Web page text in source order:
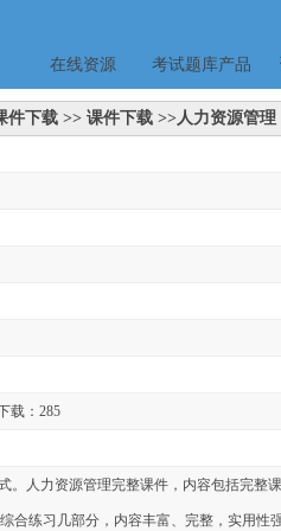
在线资源 考试题库产品
件下载 >> 课件下载 >>人力资源管理
载：285
。人力资源管理完整课件，内容包括完整
合练习几部分，内容丰富、完整，实用性